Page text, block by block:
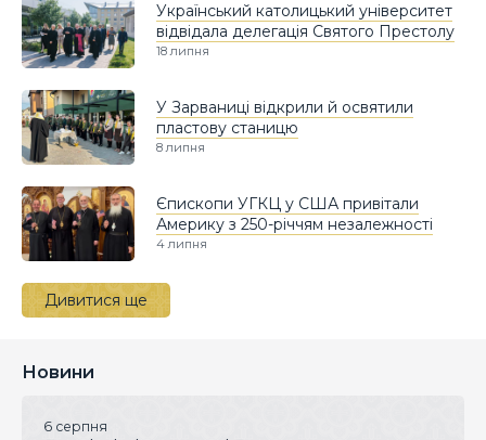
Український католицький університет
відвідала делегація Святого Престолу
18 липня
У Зарваниці відкрили й освятили
пластову станицю
8 липня
Єпископи УГКЦ у США привітали
Америку з 250-річчям незалежності
4 липня
Дивитися ще
Новини
6 серпня